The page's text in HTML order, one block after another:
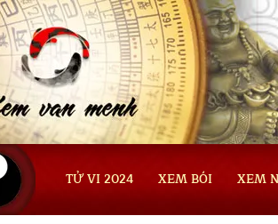
TỬ VI 2024 XEM BÓI XEM